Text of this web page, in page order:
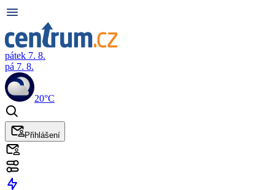
pátek 7. 8.
pá 7. 8.
20°C
Přihlášení